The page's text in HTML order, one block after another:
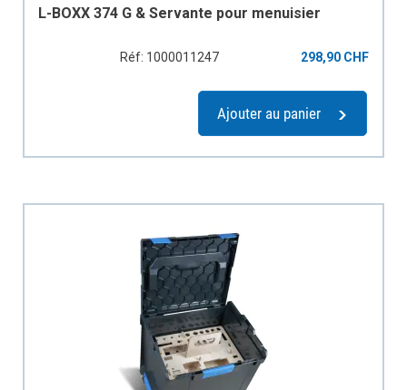
L-BOXX 374 G & Servante pour menuisier
Réf: 1000011247 298,90 CHF
Ajouter au panier